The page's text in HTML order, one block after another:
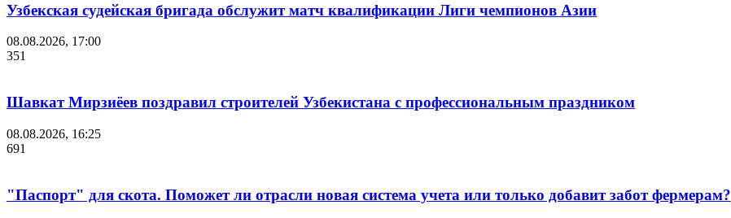
Узбекская судейская бригада обслужит матч квалификации Лиги чемпионов Азии
08.08.2026, 17:00
351
Шавкат Мирзиёев поздравил строителей Узбекистана с профессиональным праздником
08.08.2026, 16:25
691
"Паспорт" для скота. Поможет ли отрасли новая система учета или только добавит забот фермерам?